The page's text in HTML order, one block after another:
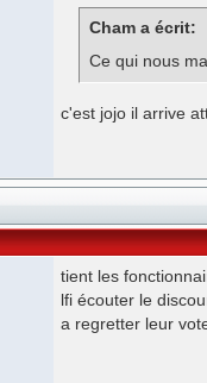
Cham a écrit:
Ce qui nous
c'est jojo il arrive
tient les
lfi écouter le
a regretter leur